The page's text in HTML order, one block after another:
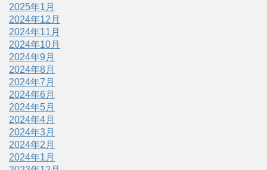
2025年1月
2024年12月
2024年11月
2024年10月
2024年9月
2024年8月
2024年7月
2024年6月
2024年5月
2024年4月
2024年3月
2024年2月
2024年1月